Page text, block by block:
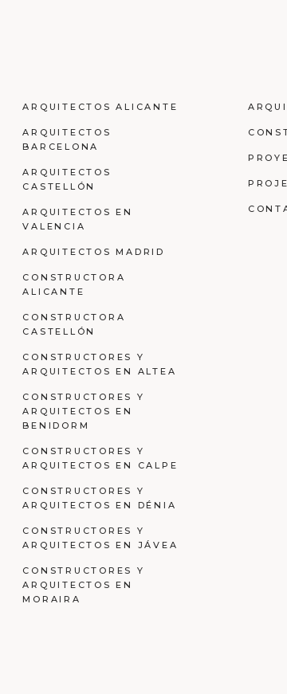
ARQUITECTOS ALICANTE
ARQUITECTOS
BARCELONA
ARQUITECTOS
CASTELLÓN
ARQUITECTOS EN
VALENCIA
ARQUITECTOS MADRID
CONSTRUCTORA
ALICANTE
CONSTRUCTORA
CASTELLÓN
CONSTRUCTORES Y
ARQUITECTOS EN ALTEA
CONSTRUCTORES Y
ARQUITECTOS EN
BENIDORM
CONSTRUCTORES Y
ARQUITECTOS EN CALPE
CONSTRUCTORES Y
ARQUITECTOS EN DÉNIA
CONSTRUCTORES Y
ARQUITECTOS EN JÁVEA
CONSTRUCTORES Y
ARQUITECTOS EN
MORAIRA